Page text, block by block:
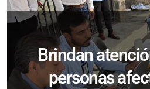
Brindan
personas